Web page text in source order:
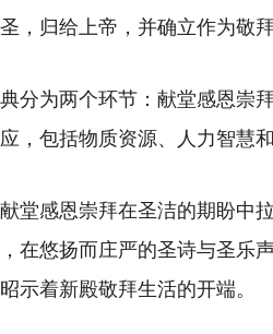
，归给上帝，并确立作为敬
分为两个环节：献堂感恩崇
，包括物质资源、人力智慧
堂感恩崇拜在圣洁的期盼中
在悠扬而庄严的圣诗与圣乐
示着新殿敬拜生活的开端。